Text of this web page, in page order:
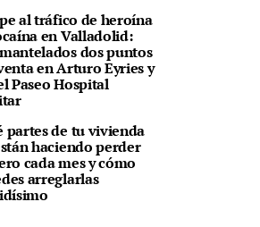
al tráfico de heroína
en Valladolid:
dos puntos
en Arturo Eyries y
Paseo Hospital
partes de tu vivienda
haciendo perder
cada mes y cómo
arreglarlas